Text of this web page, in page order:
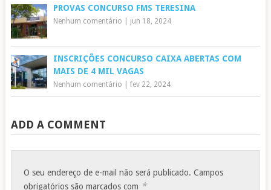
PROVAS CONCURSO FMS TERESINA
Nenhum comentário jun 18, 2024
INSCRIÇÕES CONCURSO CAIXA ABERTAS COM
MAIS DE 4 MIL VAGAS
Nenhum comentário fev 22, 2024
ADD A COMMENT
O seu endereço de e-mail não será publicado. Campos
obrigatórios são marcados com *